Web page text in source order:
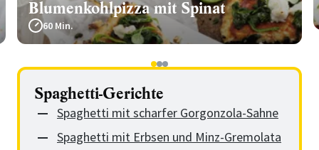
Blumenkohlpizza mit Spinat
60 Min.
123
Spaghetti-Gerichte
Spaghetti mit scharfer Gorgonzola-Sahne
Spaghetti mit Erbsen und Minz-Gremolata